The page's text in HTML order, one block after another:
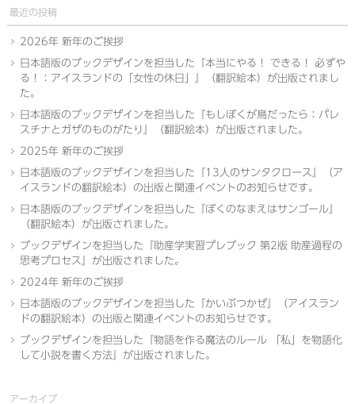
最近の投稿
2026年 新年のご挨拶
日本語版のブックデザインを担当した『本当にやる！ できる！ 必ずや
る！：アイスランドの「女性の休日」』（翻訳絵本）が出版されまし
た。
日本語版のブックデザインを担当した『もしぼくが鳥だったら：パレ
スチナとガザのものがたり』（翻訳絵本）が出版されました。
2025年 新年のご挨拶
日本語版のブックデザインを担当した『13人のサンタクロース』（ア
イスランドの翻訳絵本）の出版と関連イベントのお知らせです。
日本語版のブックデザインを担当した『ぼくのなまえはサンゴール』
（翻訳絵本）が出版されました。
ブックデザインを担当した『助産学実習プレブック 第2版 助産過程の
思考プロセス』が出版されました。
2024年 新年のご挨拶
日本語版のブックデザインを担当した『かいぶつかぜ』（アイスラン
ドの翻訳絵本）の出版と関連イベントのお知らせです。
ブックデザインを担当した『物語を作る魔法のルール 「私」を物語化
して小説を書く方法』が出版されました。
アーカイブ